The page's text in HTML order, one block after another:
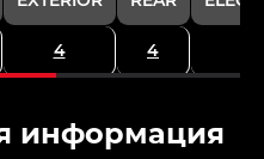
4 4
информация